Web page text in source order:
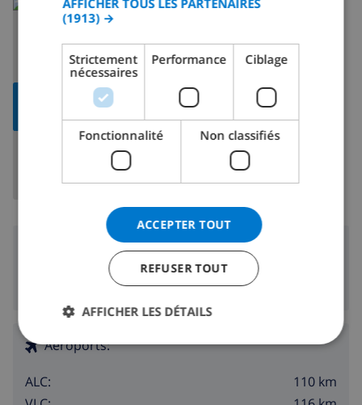
AFFICHER LA
En savoir plus sur:
Aéroports:
ALC:
110 km
DANISH
AFFICHER TOUS LES PARTENAIRES
(1913) →
Strictement
nécessaires
Performance Ciblage
Fonctionnalité Non classifiés
ACCEPTER TOUT
REFUSER TOUT
AFFICHER LES DÉTAILS